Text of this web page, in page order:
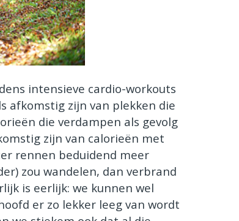
intensieve cardio-workouts
afkomstig zijn van plekken die
die verdampen als gevolg
zijn van calorieën met
rennen beduidend meer
zou wandelen, dan verbrand
is eerlijk: we kunnen wel
er zo lekker leeg van wordt